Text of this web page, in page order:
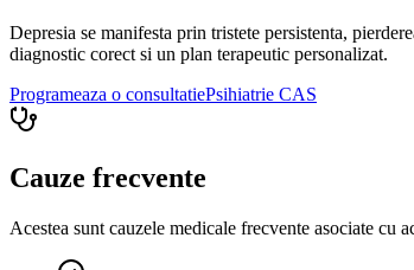
Depresia se manifesta prin tristete persistenta,
diagnostic corect si un plan terapeutic personalizat.
Programeaza o consultatiePsihiatrie CAS
Cauze frecvente
Acestea sunt cauzele medicale frecvente asociate cu